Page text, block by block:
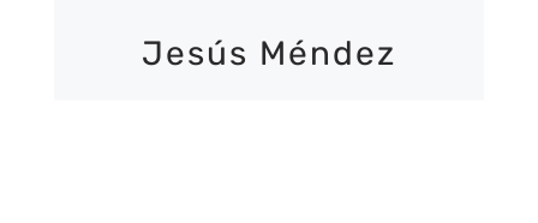
Jesús Méndez